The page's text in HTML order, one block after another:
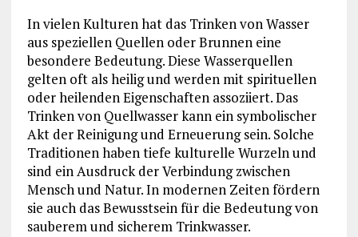
In vielen Kulturen hat das Trinken von Wasser
aus speziellen Quellen oder Brunnen eine
besondere Bedeutung. Diese Wasserquellen
gelten oft als heilig und werden mit spirituellen
oder heilenden Eigenschaften assoziiert. Das
Trinken von Quellwasser kann ein symbolischer
Akt der Reinigung und Erneuerung sein. Solche
Traditionen haben tiefe kulturelle Wurzeln und
sind ein Ausdruck der Verbindung zwischen
Mensch und Natur. In modernen Zeiten fördern
sie auch das Bewusstsein für die Bedeutung von
sauberem und sicherem Trinkwasser.